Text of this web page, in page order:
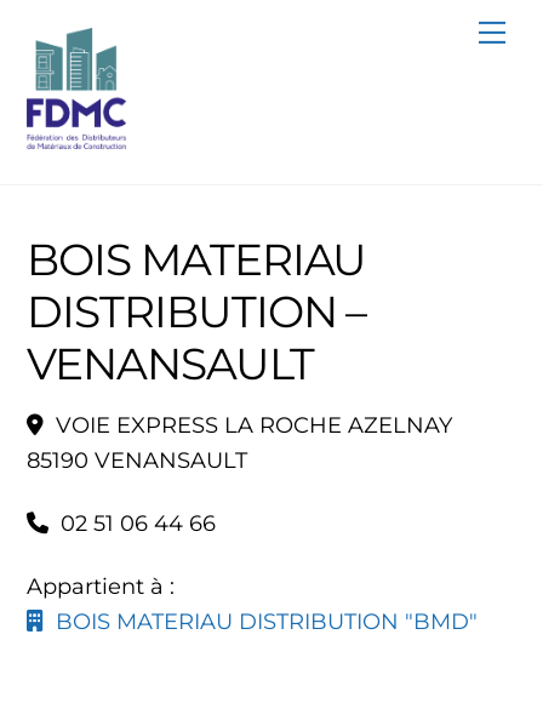
content
BOIS MATERIAU
DISTRIBUTION –
VENANSAULT
VOIE EXPRESS LA ROCHE AZELNAY
85190 VENANSAULT
02 51 06 44 66
Appartient à :
BOIS MATERIAU DISTRIBUTION "BMD"